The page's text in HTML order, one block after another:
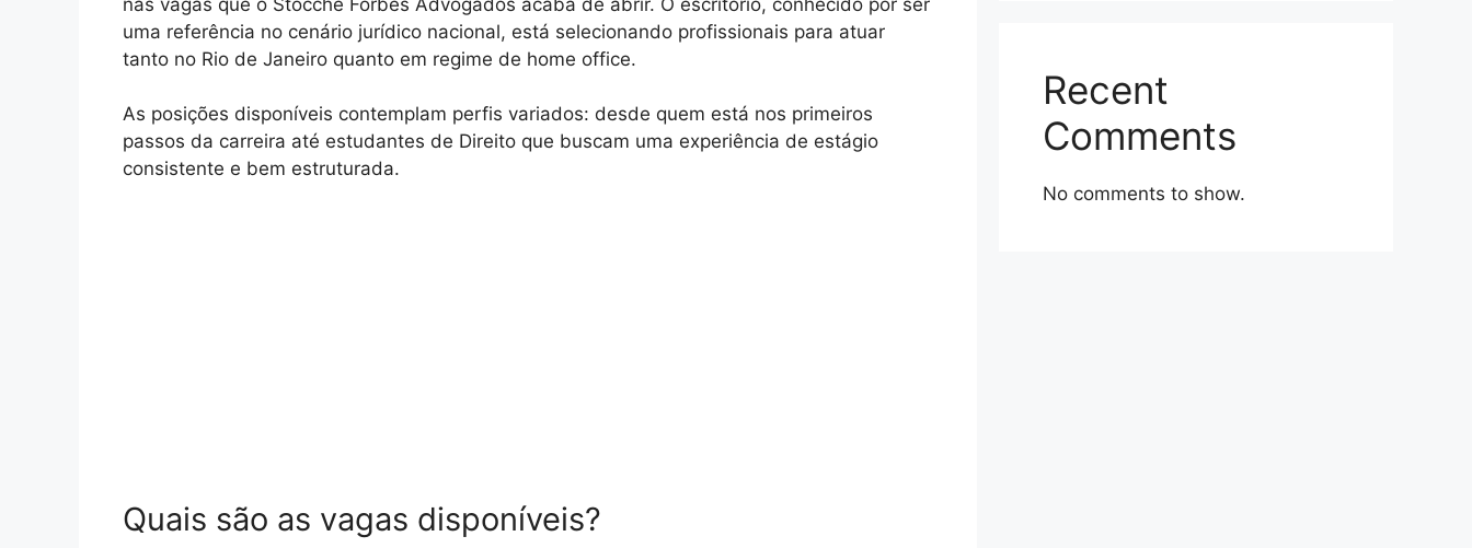
uma referência no cenário jurídico nacional, está selecionando profissionais para atuar
tanto no Rio de Janeiro quanto em regime de home office.
As posições disponíveis contemplam perfis variados: desde quem está nos primeiros
passos da carreira até estudantes de Direito que buscam uma experiência de estágio
consistente e bem estruturada.
Quais são as vagas disponíveis?
Recent
Comments
No comments to show.